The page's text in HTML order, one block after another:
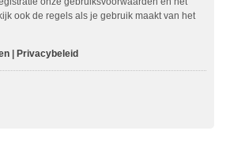
ook de regels als je gebruik maakt van het
| Privacybeleid